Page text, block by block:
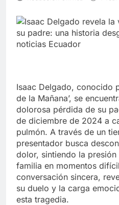
Isaac Delgado, conocido
de la Mañana’, se
dolorosa pérdida de su
de diciembre de 2024 a
pulmón. A través de un
presentador busca
dolor, sintiendo la
familia en momentos
conversación sincera,
su duelo y la carga
esta tragedia.